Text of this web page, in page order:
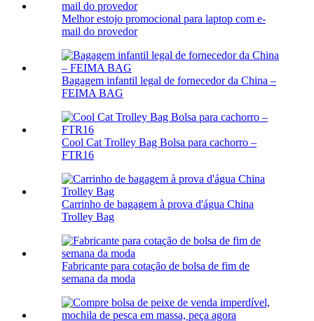
Melhor estojo promocional para laptop com e-
mail do provedor
Bagagem infantil legal de fornecedor da China –
FEIMA BAG
Cool Cat Trolley Bag Bolsa para cachorro –
FTR16
Carrinho de bagagem à prova d'água China
Trolley Bag
Fabricante para cotação de bolsa de fim de
semana da moda